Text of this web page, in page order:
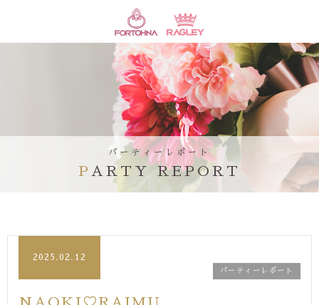
パーティーレポート
PARTY REPORT
2025.02.12
パーティーレポート
NAOKI♡RAIMU